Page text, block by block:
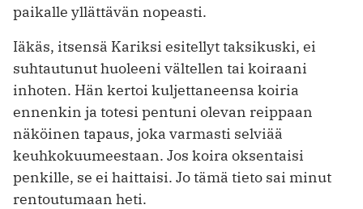
paikalle yllättävän nopeasti.
Iäkäs, itsensä Kariksi esitellyt taksikuski, ei
suhtautunut huoleeni vältellen tai koiraani
inhoten. Hän kertoi kuljettaneensa koiria
ennenkin ja totesi pentuni olevan reippaan
näköinen tapaus, joka varmasti selviää
keuhkokuumeestaan. Jos koira oksentaisi
penkille, se ei haittaisi. Jo tämä tieto sai minut
rentoutumaan heti.